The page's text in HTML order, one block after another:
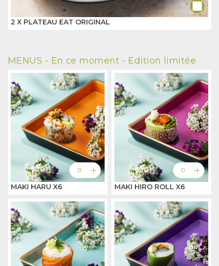
2 X PLATEAU EAT ORIGINAL
MENUS - En ce moment - Edition limitée
0 add
MAKI HARU X6
0 add
MAKI HIRO ROLL X6